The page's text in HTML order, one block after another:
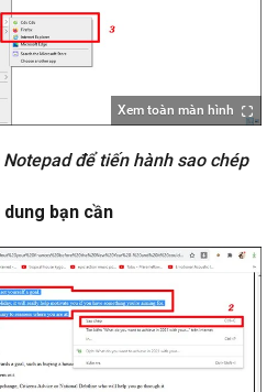
Xem toàn màn hình
để tiến hành sao chép
dung bạn cần